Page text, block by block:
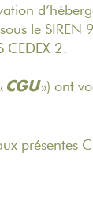
le
2.
CGU») ont
présentes